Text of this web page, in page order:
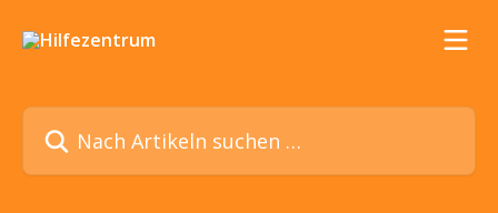
Nach Artikeln suchen …